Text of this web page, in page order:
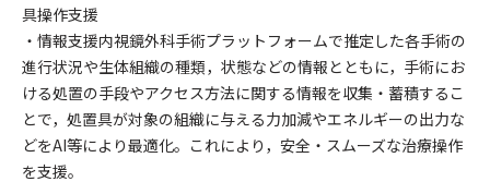
具操作支援
・情報支援内視鏡外科手術プラットフォームで推定した各手術の
進行状況や生体組織の種類，状態などの情報とともに，手術にお
ける処置の手段やアクセス方法に関する情報を収集・蓄積するこ
とで，処置具が対象の組織に与える力加減やエネルギーの出力な
どをAI等により最適化。これにより，安全・スムーズな治療操作
を支援。